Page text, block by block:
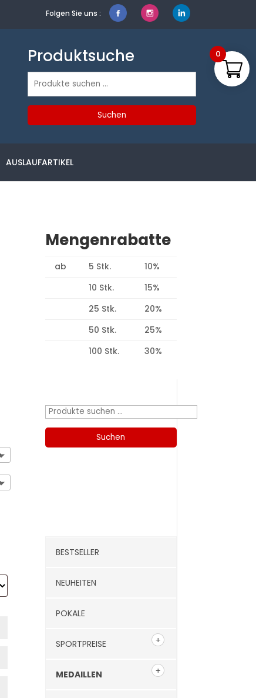
Folgen Sie uns :
Produktsuche
Suchen
Suchen
AUSLAUFARTIKEL
Mengenrabatte
ab 5 Stk.
10%
10 Stk.
15%
25 Stk.
20%
50 Stk.
25%
100 Stk.
30%
Suchen
Suchen
BESTSELLER
NEUHEITEN
POKALE
SPORTPREISE
MEDAILLEN
0